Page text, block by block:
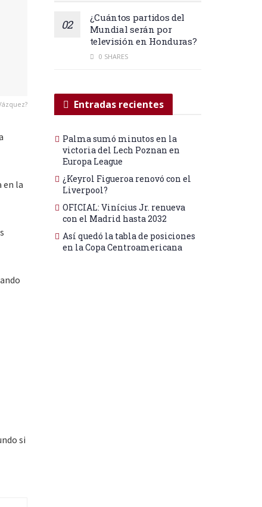
en la
si
¿Cuántos partidos del
Mundial serán por
televisión en Honduras?
0 SHARES
Entradas recientes
Palma sumó minutos en la
victoria del Lech Poznan en
Europa League
¿Keyrol Figueroa renovó con el
Liverpool?
OFICIAL: Vinícius Jr. renueva
con el Madrid hasta 2032
Así quedó la tabla de posiciones
en la Copa Centroamericana